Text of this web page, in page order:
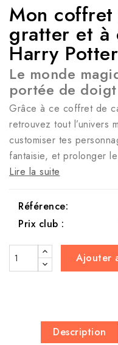
Mon coffret
gratter et à
Harry Potter
Le monde
portée de doigt
Grâce à ce coffret de
retrouvez tout l’univers
customiser tes
fantaisie, et prolonger
Lire la suite
Référence:
Prix club :
Ajouter
Description